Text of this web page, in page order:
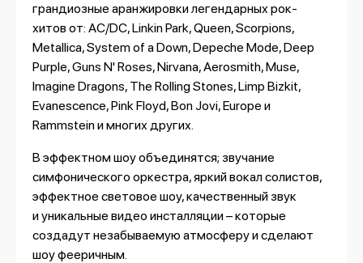
грандиозные аранжировки легендарных рок-
хитов от: AC/DC, Linkin Park, Queen, Scorpions,
Metallica, System of a Down, Depeche Mode, Deep
Purple, Guns N' Roses, Nirvana, Aerosmith, Muse,
Imagine Dragons, The Rolling Stones, Limp Bizkit,
Evanescence, Pink Floyd, Bon Jovi, Europe и
Rammstein и многих других.
В эффектном шоу объединятся; звучание
симфонического оркестра, яркий вокал солистов,
эффектное световое шоу, качественный звук
и уникальные видео инсталляции – которые
создадут незабываемую атмосферу и сделают
шоу фееричным.